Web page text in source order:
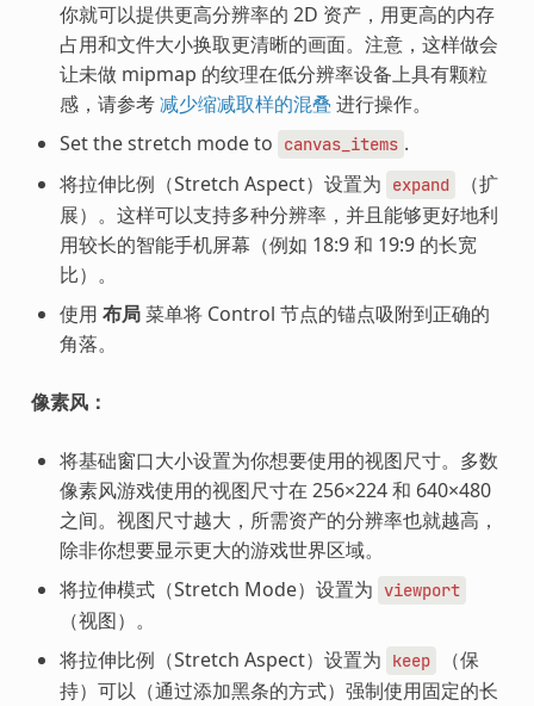
你就可以提供更高分辨率的 2D 资产，用更高的内存
占用和文件大小换取更清晰的画面。注意，这样做会
让未做 mipmap 的纹理在低分辨率设备上具有颗粒
感，请参考减少缩减取样的混叠 进行操作。
Set the stretch mode to
canvas_items .
将拉伸比例（Stretch Aspect）设置为
expand
（扩
展）。这样可以支持多种分辨率，并且能够更好地利
用较长的智能手机屏幕（例如 18:9 和 19:9 的长宽
比）。
使用 布局菜单将 Control 节点的锚点吸附到正确的
角落。
像素风：
将基础窗口大小设置为你想要使用的视图尺寸。多数
像素风游戏使用的视图尺寸在 256×224 和 640×480
之间。视图尺寸越大，所需资产的分辨率也就越高，
除非你想要显示更大的游戏世界区域。
将拉伸模式（Stretch Mode）设置为 viewport
（视图）。
将拉伸比例（Stretch Aspect）设置为
keep
（保
持）可以（通过添加黑条的方式）强制使用固定的长